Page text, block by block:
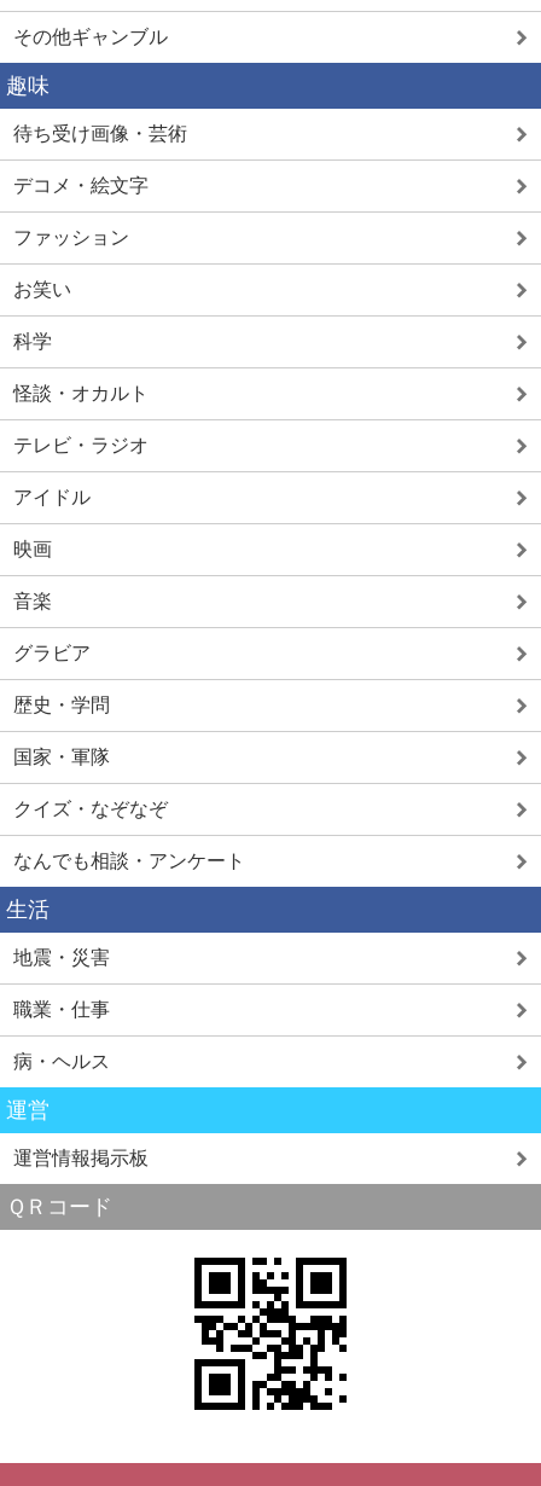
その他ギャンブル
趣味
待ち受け画像・芸術
デコメ・絵文字
ファッション
お笑い
科学
怪談・オカルト
テレビ・ラジオ
アイドル
映画
音楽
グラビア
歴史・学問
国家・軍隊
クイズ・なぞなぞ
なんでも相談・アンケート
生活
地震・災害
職業・仕事
病・ヘルス
運営
運営情報掲示板
ＱＲコード